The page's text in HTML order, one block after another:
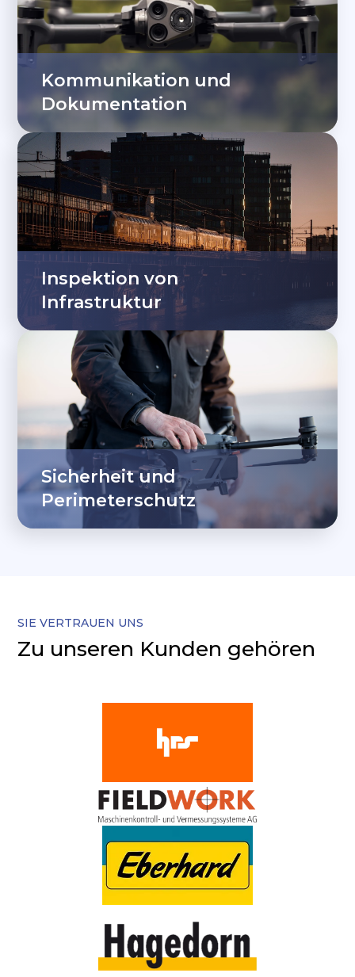
Kommunikation und
Dokumentation
Inspektion von
Infrastruktur
Sicherheit und
Perimeterschutz
SIE VERTRAUEN UNS
Zu unseren Kunden gehören